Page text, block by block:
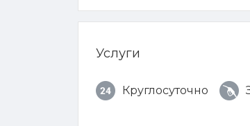
Услуги
Круглосуточно